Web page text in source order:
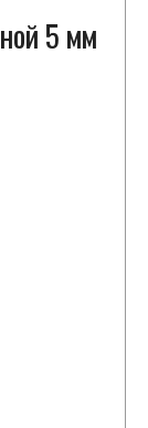
5 мм